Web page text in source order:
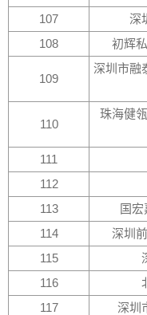
107
深
108
初辉
109
深圳市融
110
珠海健
111
112
113
国
114
深圳
115
116
117
深圳